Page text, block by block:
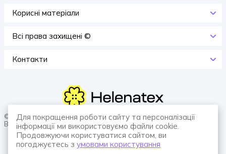
Корисні матеріали
Всi права захищенi ©
Контакти
© 2026 HELENATEX «Ґудзики, вішаки, нитки. Власне виробництво.
Все для швейної справи.»
Для покращення роботи сайту та персоналізації
інформації ми використовуємо файли cookie.
Продовжуючи користуватися сайтом, ви
погоджуєтесь з умовами користування